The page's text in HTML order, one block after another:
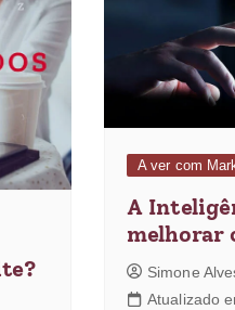
A ver com
A
melhorar
Simone
Atualizado